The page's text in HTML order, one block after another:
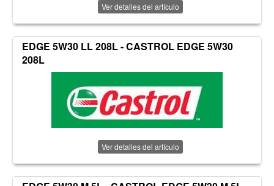
Ver detalles del artículo
EDGE 5W30 LL 208L - CASTROL EDGE 5W30
208L
Ver detalles del artículo